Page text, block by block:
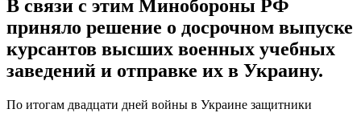
В связи с этим Минобороны РФ
приняло решение о досрочном выпуске
курсантов высших военных учебных
заведений и отправке их в Украину.
По итогам двадцати дней войны в Украине защитники